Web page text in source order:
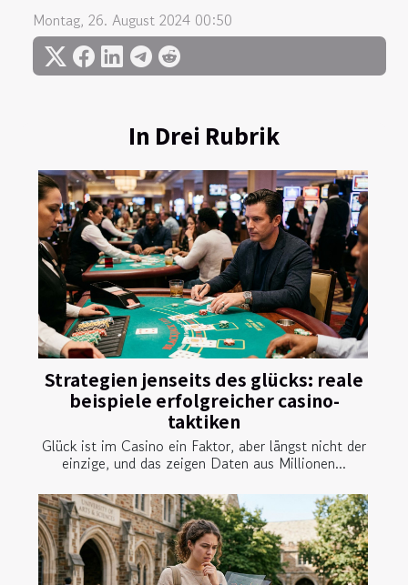
In Drei Rubrik
Strategien jenseits des glücks: reale
beispiele erfolgreicher casino-
taktiken
Glück ist im Casino ein Faktor, aber längst nicht der
einzige, und das zeigen Daten aus Millionen...
Montag, 26. August 2024 00:50